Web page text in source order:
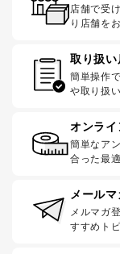
店舗で受
り店舗を
取り扱
簡単操作
や取り扱
オンラ
簡単なア
合った最
メール
メルマガ
すすめト